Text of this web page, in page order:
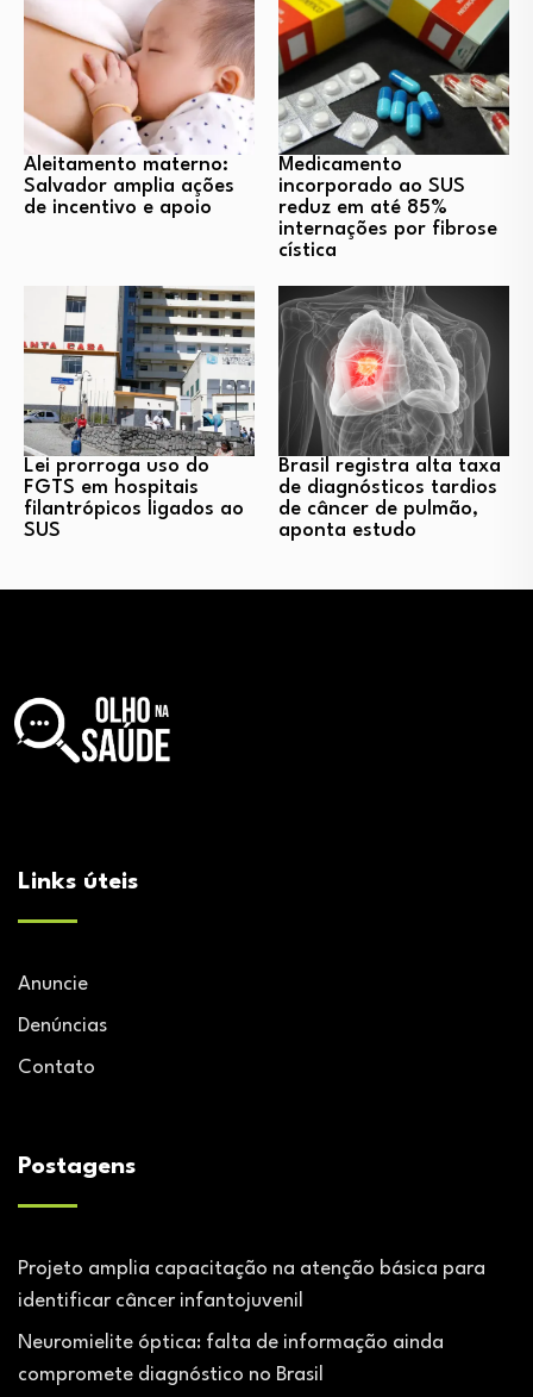
Aleitamento materno:
Salvador amplia ações
de incentivo e apoio
Medicamento
incorporado ao SUS
reduz em até 85%
internações por fibrose
cística
Lei prorroga uso do
FGTS em hospitais
filantrópicos ligados ao
SUS
Brasil registra alta taxa
de diagnósticos tardios
de câncer de pulmão,
aponta estudo
Links úteis
Anuncie
Denúncias
Contato
Postagens
Projeto amplia capacitação na atenção básica para
identificar câncer infantojuvenil
Neuromielite óptica: falta de informação ainda
compromete diagnóstico no Brasil